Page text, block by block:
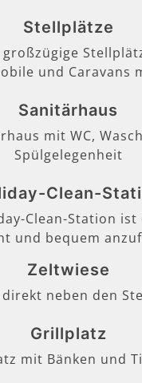
Stellplätze
großzügige
und Caravans
Sanitärhaus
mit WC,
Spülgelegenheit
Clean-
Clean-Station ist
und bequem
Zeltwiese
neben den
Grillplatz
mit Bänken und